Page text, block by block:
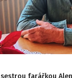
farářkou